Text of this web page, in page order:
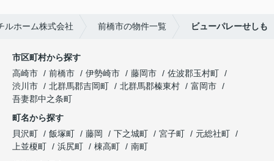
ルホーム株式会社 前橋市の物件一覧 ビューパレーせしも
市区町村から探す
高崎市
前橋市 伊勢崎市 藤岡市
佐波郡玉村町
渋川市
北群馬郡吉岡町 北群馬郡榛東村
富岡市
吾妻郡中之条町
町名から探す
貝沢町
飯塚町 藤岡 下之城町 宮子町
元総社町
上並榎町
浜尻町 棟高町
南町